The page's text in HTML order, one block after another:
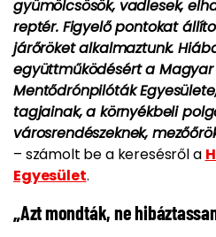
gyümölcsösök, vadlesek,
reptér. Figyelő pontokat
járőröket alkalmaztunk.
együttműködésért a Magyar
Mentődrónpilóták
tagjainak, a környékbeli
városrendészeknek,
– számolt be a keresésről a
Egyesület.
„Azt mondták, ne